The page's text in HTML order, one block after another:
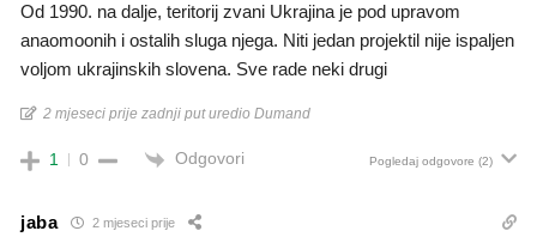
Od 1990. na dalje, teritorij zvani Ukrajina je pod upravom
anaomoonih i ostalih sluga njega. Niti jedan projektil nije ispaljen
voljom ukrajinskih slovena. Sve rade neki drugi
2 mjeseci prije zadnji put uredio Dumand
1 0 Odgovori Pogledaj odgovore (2)
jaba 2 mjeseci prije